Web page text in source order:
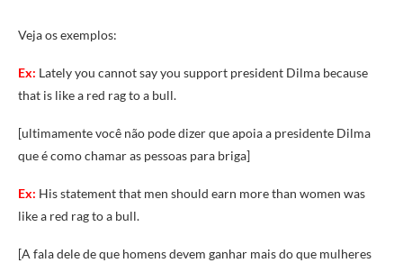
Veja os exemplos:
Ex: Lately you cannot say you support president Dilma because
that is like a red rag to a bull.
[ultimamente você não pode dizer que apoia a presidente Dilma
que é como chamar as pessoas para briga]
Ex: His statement that men should earn more than women was
like a red rag to a bull.
[A fala dele de que homens devem ganhar mais do que mulheres